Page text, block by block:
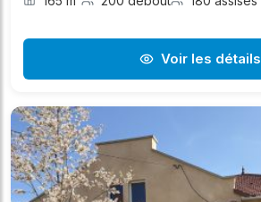
Voir les détails